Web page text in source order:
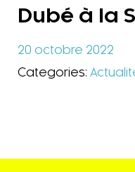
Dubé à la
20 octobre 2022
Categories: